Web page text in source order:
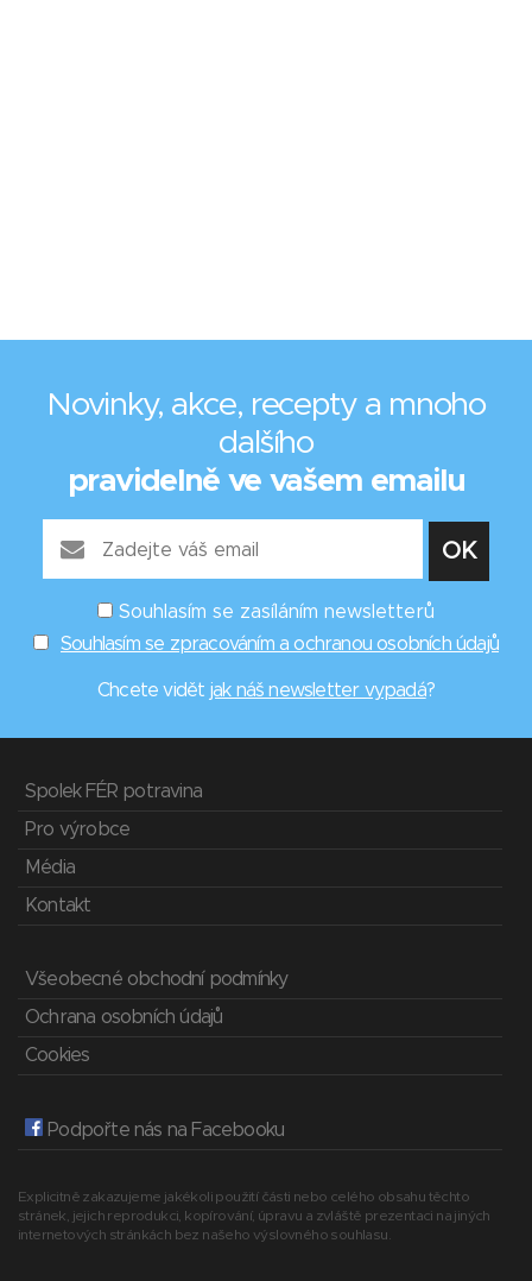
Novinky, akce, recepty a mnoho
dalšího
pravidelně ve vašem emailu
Souhlasím se zasíláním newsletterů
Souhlasím se zpracováním a ochranou osobních údajů
Chcete vidět jak náš newsletter vypadá?
Spolek FÉR potravina
Pro výrobce
Média
Kontakt
Všeobecné obchodní podmínky
Ochrana osobních údajů
Cookies
Podpořte nás na Facebooku
Explicitně zakazujeme jakékoli použití části nebo celého obsahu těchto
stránek, jejich reprodukci, kopírování, úpravu a zvláště prezentaci na jiných
internetových stránkách bez našeho výslovného souhlasu.